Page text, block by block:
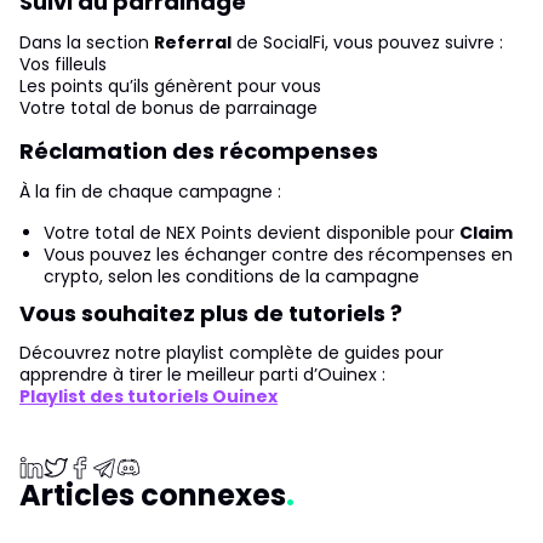
Dans la section Referral de SocialFi, vous pouvez suivre :
Vos filleuls
Les points qu’ils génèrent pour vous
Votre total de bonus de parrainage
Réclamation des récompenses
À la fin de chaque campagne :
Votre total de NEX Points devient disponible pour Claim
Vous pouvez les échanger contre des récompenses en
crypto, selon les conditions de la campagne
Vous souhaitez plus de tutoriels ?
Découvrez notre playlist complète de guides pour
apprendre à tirer le meilleur parti d’Ouinex :
Playlist des tutoriels Ouinex
Articles connexes